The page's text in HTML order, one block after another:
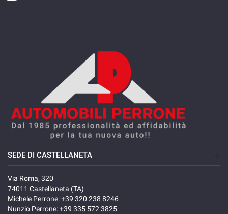
SEDE DI CASTELLANETA
Via Roma, 320
74011 Castellaneta (TA)
Michele Perrone:+39 320 238 8246
Nunzio Perrone:+39 335 572 3825